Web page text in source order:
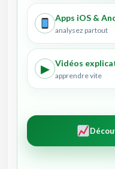
Apps iOS &
analysez partout
▶ Vidéos
apprendre vite